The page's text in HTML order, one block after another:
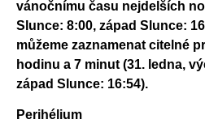
vánočnímu času nejdelších
Slunce: 8:00, západ Slunce:
můžeme zaznamenat citelné
hodinu a 7 minut (31. ledna,
západ Slunce: 16:54).
Perihélium